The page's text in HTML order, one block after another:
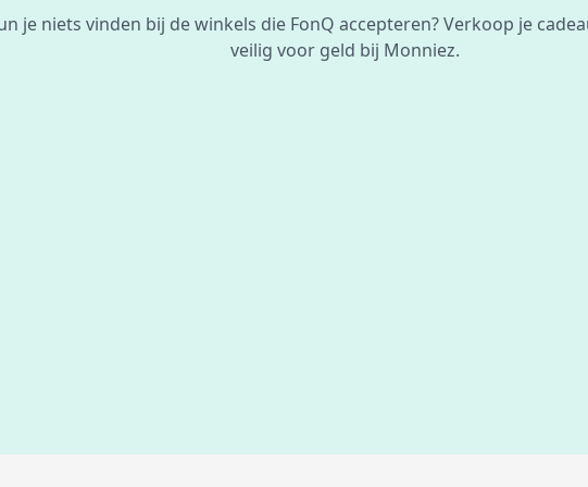
je niets vinden bij de winkels die FonQ accepteren? Verkoop je
veilig voor geld bij Monniez.